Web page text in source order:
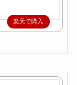
楽天で購入